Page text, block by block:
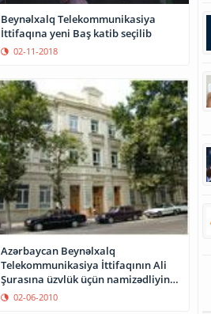
Beynəlxalq Telekommunikasiya
İttifaqına yeni Baş katib seçilib
02-11-2018
Azərbaycan Beynəlxalq
Telekommunikasiya İttifaqının Ali
Şurasına üzvlük üçün namizədliyini
təqdim edib
02-06-2010